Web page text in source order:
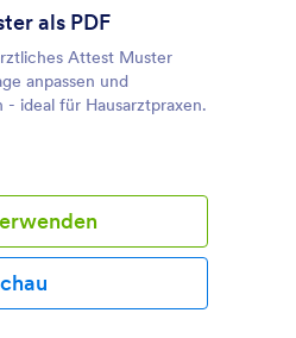
als PDF
Attest Muster
anpassen und
ideal für Hausarztpraxen.